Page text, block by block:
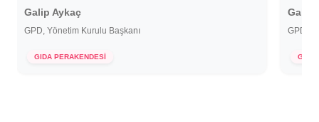
Galip Aykaç
GPD, Yönetim Kurulu Başkanı
GIDA PERAKENDESİ
Galip
GPD,
GIDA